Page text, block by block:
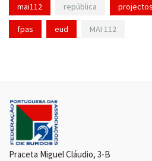
mai112 república projectos
fpas eud MAI 112
Praceta Miguel Cláudio, 3-B